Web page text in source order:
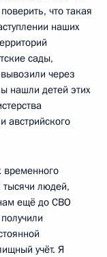
что такая
наших
сады,
через
нашли детей этих
австрийского
временного
людей,
ещё до СВО
учёт. Я